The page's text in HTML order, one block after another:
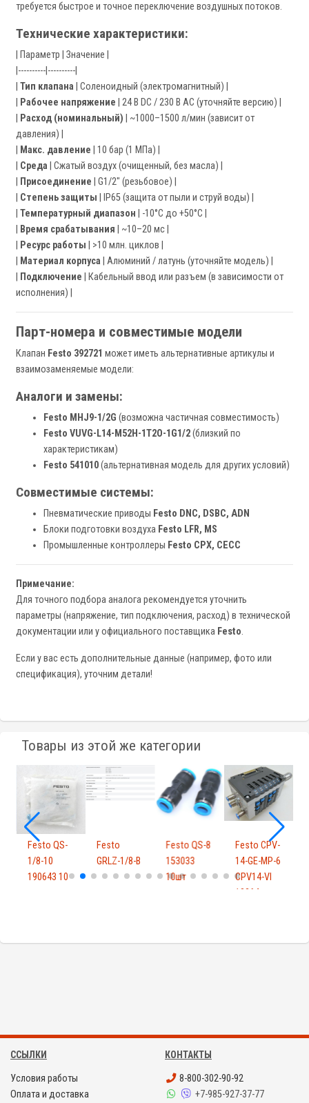
требуется быстрое и точное переключение воздушных потоков.
Технические характеристики:
| Параметр | Значение |
|----------|----------|
Тип клапана | Соленоидный (электромагнитный) |
Рабочее напряжение | 24 В DC / 230 В AC (уточняйте версию) |
Расход (номинальный) | ~1000–1500 л/мин (зависит от
давления) |
Макс. давление | 10 бар (1 МПа) |
Среда | Сжатый воздух (очищенный, без масла) |
Присоединение | G1/2" (резьбовое) |
Степень защиты | IP65 (защита от пыли и струй воды) |
Температурный диапазон | -10°C до +50°C |
Время срабатывания | ~10–20 мс |
Ресурс работы | >10 млн. циклов |
Материал корпуса | Алюминий / латунь (уточняйте модель) |
Подключение | Кабельный ввод или разъем (в зависимости от
исполнения) |
Парт-номера и совместимые модели
Клапан Festo 392721 может иметь альтернативные артикулы и
взаимозаменяемые модели:
Аналоги и замены:
Festo MHJ9-1/2G (возможна частичная совместимость)
Festo VUVG-L14-M52H-1T2O-1G1/2(близкий по
характеристикам)
Festo 541010(альтернативная модель для других условий)
Совместимые системы:
Пневматические приводы Festo DNC, DSBC, ADN
Блоки подготовки воздуха Festo LFR, MS
Промышленные контроллеры Festo CPX, CECC
Примечание:
Для точного подбора аналога рекомендуется уточнить
параметры (напряжение, тип подключения, расход) в технической
документации или у официального поставщика Festo.
Если у вас есть дополнительные данные (например, фото или
спецификация), уточним детали!
Товары из этой же категории
Festo QS-
1/8-10
190643 10
Festo
GRLZ-1/8-B
Festo QS-8
153033
10шт
Festo CPV-
14-GE-MP-6
CPV14-VI
18264
ССЫЛКИ
Условия работы
Оплата и доставка
КОНТАКТЫ
8-800-302-90-92
+7-985-927-37-77